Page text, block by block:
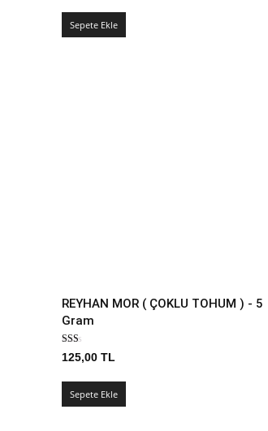
Sepete Ekle
REYHAN MOR ( ÇOKLU TOHUM ) - 5
Gram
125,00 TL
Sepete Ekle